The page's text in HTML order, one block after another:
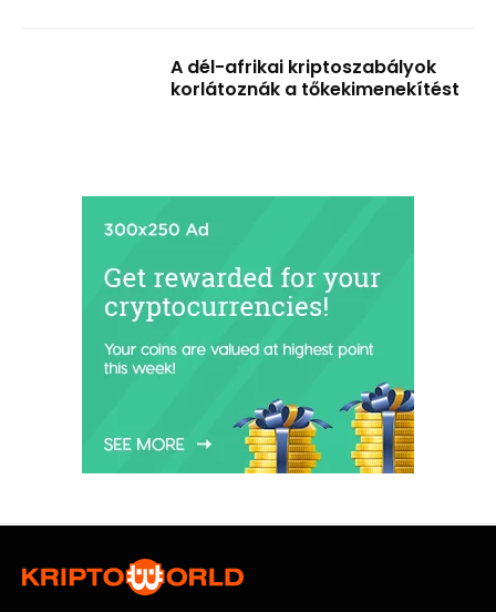
A dél-afrikai kriptoszabályok
korlátoznák a tőkekimenekítést